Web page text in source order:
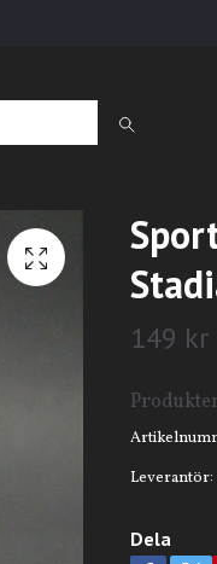
149 kr
Leverantör:
Dela